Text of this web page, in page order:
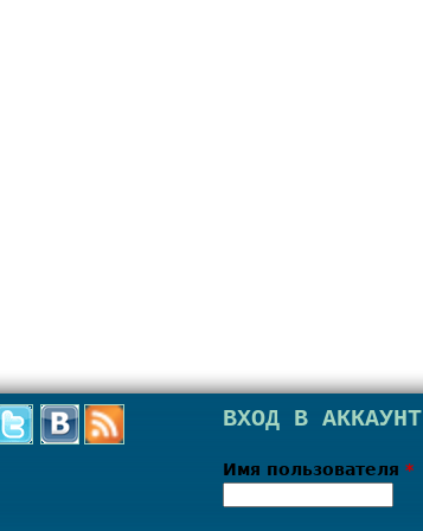
ВХОД В АККАУНТ
Имя пользователя *